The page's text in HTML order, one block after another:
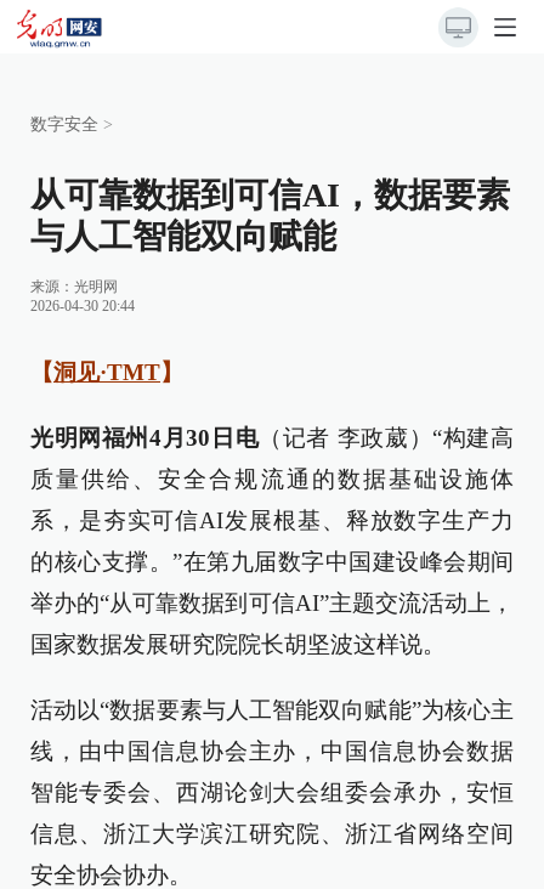
数字安全 >
从可靠数据到可信AI，数据要素
与人工智能双向赋能
来源： 光明网
2026-04-30 20:44
【洞见·TMT】
光明网福州4月30日电（记者 李政葳）“构建高
质量供给、安全合规流通的数据基础设施体
系，是夯实可信AI发展根基、释放数字生产力
的核心支撑。”在第九届数字中国建设峰会期间
举办的“从可靠数据到可信AI”主题交流活动上，
国家数据发展研究院院长胡坚波这样说。
活动以“数据要素与人工智能双向赋能”为核心主
线，由中国信息协会主办，中国信息协会数据
智能专委会、西湖论剑大会组委会承办，安恒
信息、浙江大学滨江研究院、浙江省网络空间
安全协会协办。